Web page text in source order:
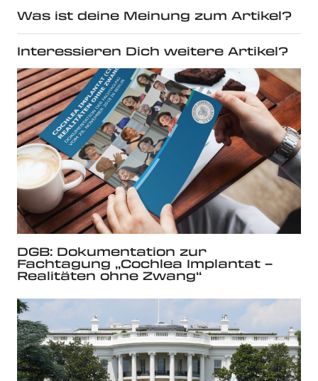
Was ist deine Meinung zum Artikel?
Interessieren Dich weitere Artikel?
DGB: Dokumentation zur
Fachtagung „Cochlea Implantat –
Realitäten ohne Zwang“